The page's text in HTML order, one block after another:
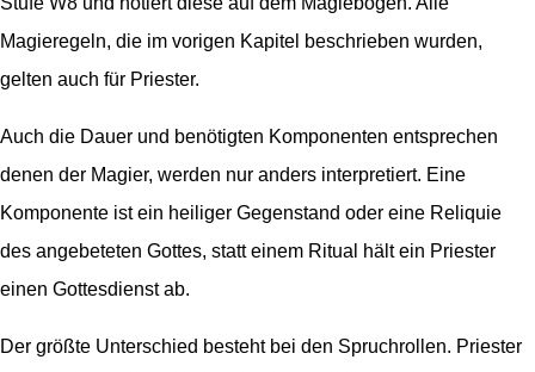
Magieregeln, die im vorigen Kapitel beschrieben wurden,
gelten auch für Priester.
Auch die Dauer und benötigten Komponenten entsprechen
denen der Magier, werden nur anders interpretiert. Eine
Komponente ist ein heiliger Gegenstand oder eine Reliquie
des angebeteten Gottes, statt einem Ritual hält ein Priester
einen Gottesdienst ab.
Der größte Unterschied besteht bei den Spruchrollen. Priester